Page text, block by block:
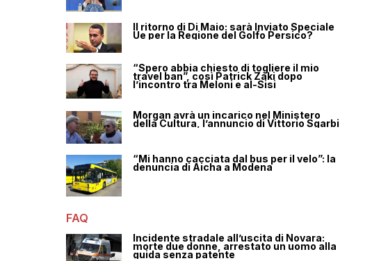
Il ritorno di Di Maio: sarà Inviato Speciale
Ue per la Regione del Golfo Persico?
“Spero abbia chiesto di togliere il mio
travel ban”, così Patrick Zaki dopo
l’incontro tra Meloni e al-Sisi
Morgan avrà un incarico nel Ministero
della Cultura, l’annuncio di Vittorio Sgarbi
“Mi hanno cacciata dal bus per il velo”: la
denuncia di Aicha a Modena
FAQ
Incidente stradale all’uscita di Novara:
morte due donne, arrestato un uomo alla
guida senza patente